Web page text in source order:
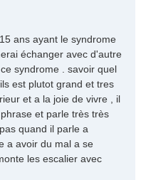
ans ayant le syndrome
échanger avec d'autre
syndrome . savoir quel
est plutot grand et tres
et a la joie de vivre , il
et parle très très
quand il parle a
a avoir du mal a se
les escalier avec